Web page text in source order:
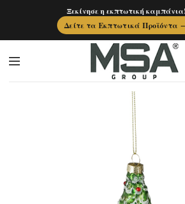
Ξεκίνησε η εκπτωτική καμπάνια!
Δείτε τα Εκπτωτικά Προϊόντα